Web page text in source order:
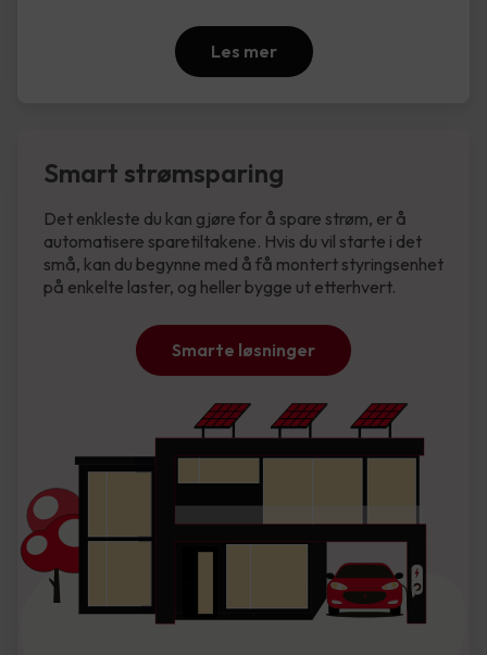
Les mer
Smart strømsparing
Det enkleste du kan gjøre for å spare strøm, er å
automatisere sparetiltakene. Hvis du vil starte i det
små, kan du begynne med å få montert styringsenhet
på enkelte laster, og heller bygge ut etterhvert.
Smarte løsninger